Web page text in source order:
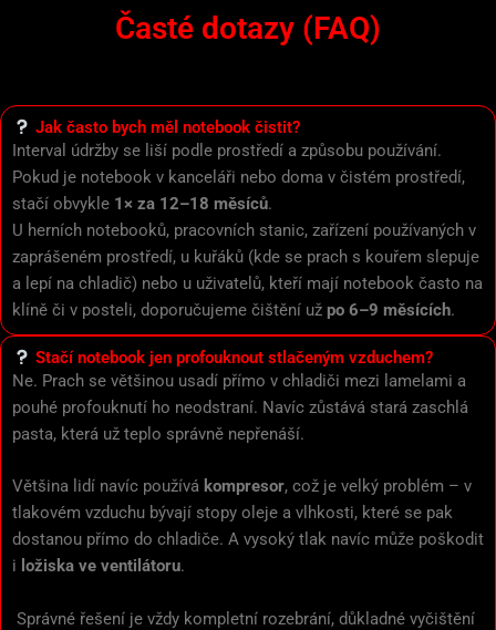
Časté dotazy (FAQ)
Jak často bych měl notebook čistit?
Interval údržby se liší podle prostředí a způsobu používání.
Pokud je notebook v kanceláři nebo doma v čistém prostředí,
stačí obvykle 1× za 12–18 měsíců.
U herních notebooků, pracovních stanic, zařízení používaných v
zaprášeném prostředí, u kuřáků (kde se prach s kouřem slepuje
a lepí na chladič) nebo u uživatelů, kteří mají notebook často na
klíně či v posteli, doporučujeme čištění už po 6–9 měsících.
Stačí notebook jen profouknout stlačeným vzduchem?
Ne. Prach se většinou usadí přímo v chladiči mezi lamelami a
pouhé profouknutí ho neodstraní. Navíc zůstává stará zaschlá
pasta, která už teplo správně nepřenáší.
Většina lidí navíc používá kompresor, což je velký problém – v
tlakovém vzduchu bývají stopy oleje a vlhkosti, které se pak
dostanou přímo do chladiče. A vysoký tlak navíc může poškodit
i ložiska ve ventilátoru.
Správné řešení je vždy kompletní rozebrání, důkladné vyčištění